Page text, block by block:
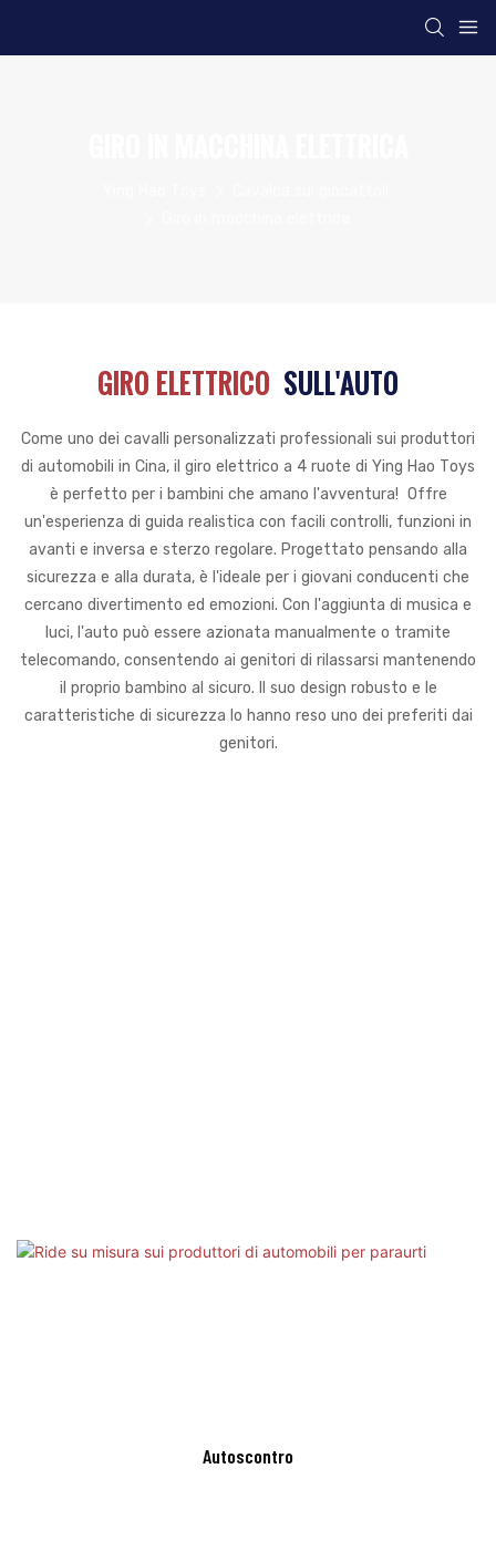
GIRO ELETTRICO SULL'AUTO
Come uno dei cavalli personalizzati professionali sui produttori
di automobili in Cina, il giro elettrico a 4 ruote di Ying Hao Toys
è perfetto per i bambini che amano l'avventura! Offre
un'esperienza di guida realistica con facili controlli, funzioni in
avanti e inversa e sterzo regolare. Progettato pensando alla
sicurezza e alla durata, è l'ideale per i giovani conducenti che
cercano divertimento ed emozioni. Con l'aggiunta di musica e
luci, l'auto può essere azionata manualmente o tramite
telecomando, consentendo ai genitori di rilassarsi mantenendo
il proprio bambino al sicuro. Il suo design robusto e le
caratteristiche di sicurezza lo hanno reso uno dei preferiti dai
genitori.
Autoscontro